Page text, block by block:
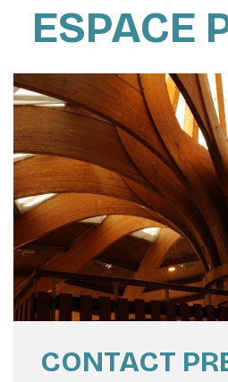
ESPACE
CONTACT